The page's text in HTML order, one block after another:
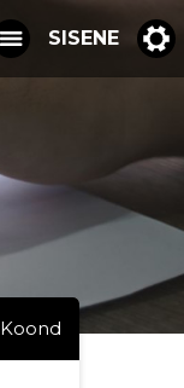
SISENE
Koond